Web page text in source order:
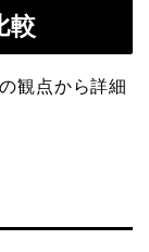
較
観点から詳細